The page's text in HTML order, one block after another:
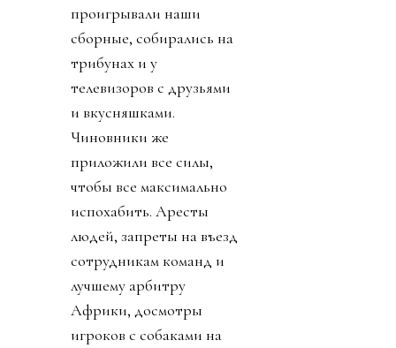
проигрывали наши
сборные, собирались на
трибунах и у
телевизоров с друзьями
и вкусняшками.
Чиновники же
приложили все силы,
чтобы все максимально
испохабить. Аресты
людей, запреты на въезд
сотрудникам команд и
лучшему арбитру
Африки, досмотры
игроков с собаками на